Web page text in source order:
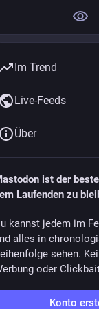
Paradox:
nehme
Summe aber
Let me explain.
Idee hielt, mit
rauchten
bis zu 5
Vater hielt mit 3
kamen die
selbst als
sondern
Argument
er es heimlich“,
können
Im Trend
Live-Feeds
Über
ist der
Laufenden zu
kannst jedem im
alles in
sehen.
oder
Konto